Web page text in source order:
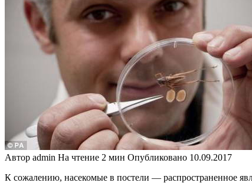
Автор admin На чтение 2 мин Опубликовано 10.09.2017
К сожалению, насекомые в постели — распространенное